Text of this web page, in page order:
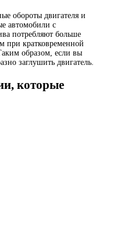
обороты двигателя и
автомобили с
потребляют больше
при кратковременной
образом, если вы
заглушить двигатель.
которые